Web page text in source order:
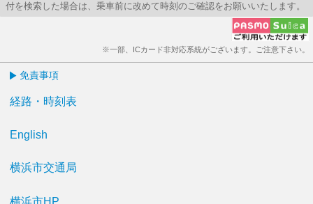
付を検索した場合は、乗車前に改めて時刻のご確認をお願いいたします。
※一部、ICカード非対応系統がございます。ご注意下さい。
免責事項
経路・時刻表
English
横浜市交通局
横浜市HP